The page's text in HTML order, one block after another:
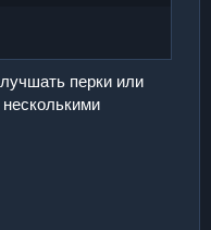
перки или